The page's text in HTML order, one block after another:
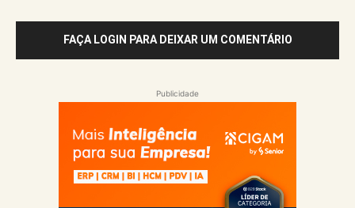
FAÇA LOGIN PARA DEIXAR UM COMENTÁRIO
Publicidade